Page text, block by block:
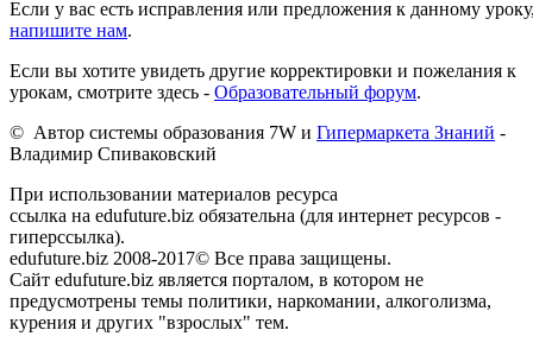
Если у вас есть исправления или предложения к данному
напишите нам.
Если вы хотите увидеть другие корректировки и пожелания к
урокам, смотрите здесь - Образовательный форум.
© Автор системы образования 7W и Гипермаркета Знаний -
Владимир Спиваковский
При использовании материалов ресурса
ссылка на edufuture.biz обязательна (для интернет ресурсов -
гиперссылка).
edufuture.biz 2008-2017© Все права защищены.
Сайт edufuture.biz является порталом, в котором не
предусмотрены темы политики, наркомании, алкоголизма,
курения и других "взрослых" тем.